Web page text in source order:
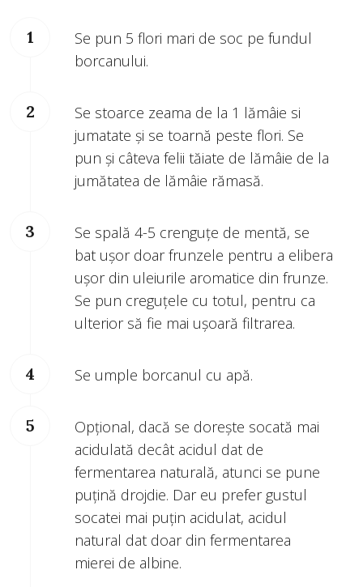
Se pun 5 flori mari de soc pe fundul
borcanului.
Se stoarce zeama de la 1 lămâie si
jumatate şi se toarnă peste flori. Se
pun şi câteva felii tăiate de lămâie de la
jumătatea de lămâie rămasă.
Se spală 4-5 crenguțe de mentă, se
bat ușor doar frunzele pentru a elibera
ușor din uleiurile aromatice din frunze.
Se pun creguțele cu totul, pentru ca
ulterior să fie mai ușoară filtrarea.
Se umple borcanul cu apă.
Opţional, dacă se doreşte socată mai
acidulată decât acidul dat de
fermentarea naturală, atunci se pune
puţină drojdie. Dar eu prefer gustul
socatei mai puțin acidulat, acidul
natural dat doar din fermentarea
mierei de albine.